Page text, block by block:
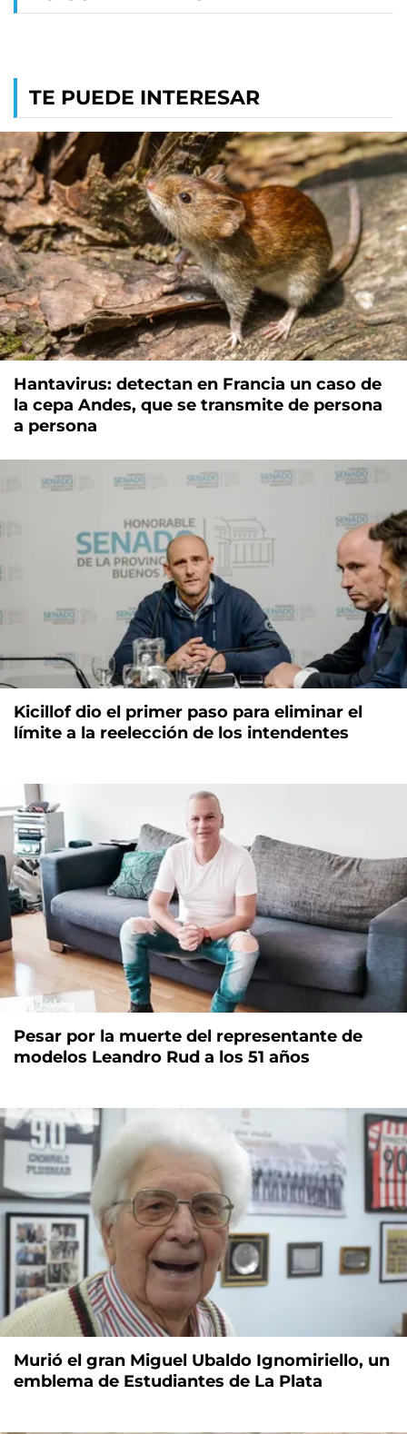
TE PUEDE INTERESAR
Hantavirus: detectan en Francia un caso de
la cepa Andes, que se transmite de persona
a persona
Kicillof dio el primer paso para eliminar el
límite a la reelección de los intendentes
Pesar por la muerte del representante de
modelos Leandro Rud a los 51 años
Murió el gran Miguel Ubaldo Ignomiriello, un
emblema de Estudiantes de La Plata